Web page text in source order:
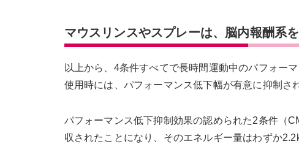
マウスリンスやスプレーは、脳内報酬系
以上から、4条件すべてで長時間運動中のパフォー
使用時には、パフォーマンス低下幅が有意に抑制さ
パフォーマンス低下抑制効果の認められた2条件（
収されたことになり、そのエネルギー量はわずか